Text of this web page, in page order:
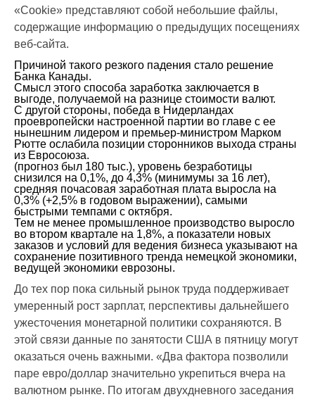
«Cookie» представляют собой небольшие файлы,
содержащие информацию о предыдущих посещениях
веб-сайта.
Причиной такого резкого падения стало решение
Банка Канады.
Смысл этого способа заработка заключается в
выгоде, получаемой на разнице стоимости валют.
С другой стороны, победа в Нидерландах
проевропейски настроенной партии во главе с ее
нынешним лидером и премьер-министром Марком
Рютте ослабила позиции сторонников выхода страны
из Евросоюза.
(прогноз был 180 тыс.), уровень безработицы
снизился на 0,1%, до 4,3% (минимумы за 16 лет),
средняя почасовая заработная плата выросла на
0,3% (+2,5% в годовом выражении), самыми
быстрыми темпами с октября.
Тем не менее промышленное производство выросло
во втором квартале на 1,8%, а показатели новых
заказов и условий для ведения бизнеса указывают на
сохранение позитивного тренда немецкой экономики,
ведущей экономики еврозоны.
До тех пор пока сильный рынок труда поддерживает
умеренный рост зарплат, перспективы дальнейшего
ужесточения монетарной политики сохраняются. В
этой связи данные по занятости США в пятницу могут
оказаться очень важными. «Два фактора позволили
паре евро/доллар значительно укрепиться вчера на
валютном рынке. По итогам двухдневного заседания